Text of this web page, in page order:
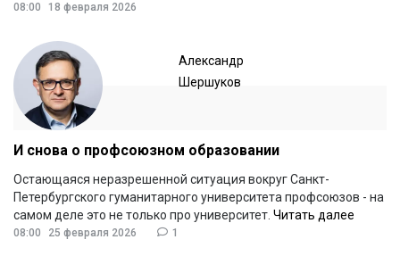
08:00 18 февраля 2026
Александр
Шершуков
И снова о профсоюзном образовании
Остающаяся неразрешенной ситуация вокруг Санкт-
Петербургского гуманитарного университета профсоюзов - на
самом деле это не только про университет. Читать далее
08:00 25 февраля 2026 1